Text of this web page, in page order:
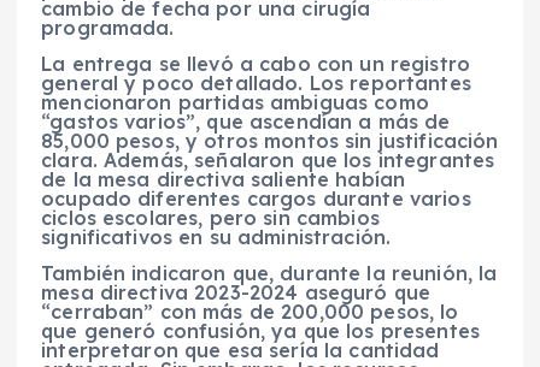
cambio de fecha por una cirugía
programada.
La entrega se llevó a cabo con un registro
general y poco detallado. Los reportantes
mencionaron partidas ambiguas como
“gastos varios”, que ascendían a más de
85,000 pesos, y otros montos sin justificación
clara. Además, señalaron que los integrantes
de la mesa directiva saliente habían
ocupado diferentes cargos durante varios
ciclos escolares, pero sin cambios
significativos en su administración.
También indicaron que, durante la reunión, la
mesa directiva 2023-2024 aseguró que
“cerraban” con más de 200,000 pesos, lo
que generó confusión, ya que los presentes
interpretaron que esa sería la cantidad